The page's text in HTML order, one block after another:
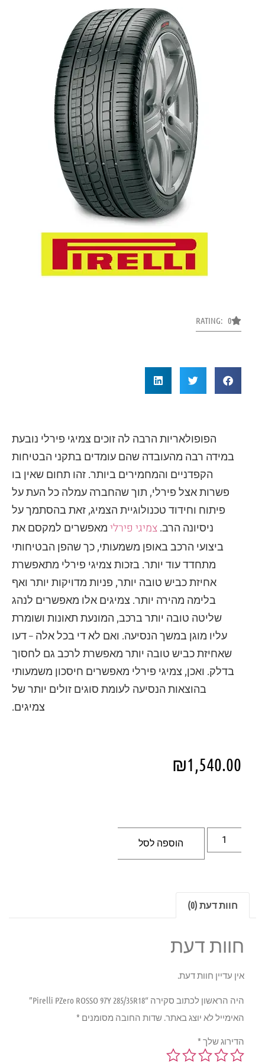
RATING: 0
הפופולאריות הרבה לה זוכים צמיגי פירלי נובעת
במידה רבה מהעובדה שהם עומדים בתקני הבטיחות
הקפדניים והמחמירים ביותר. זהו תחום שאין בו
פשרות אצל פירלי, תוך שהחברה עמלה כל העת על
פיתוח וחידוד טכנולוגיית הצמיג, זאת בהסתמך על
ניסיונה הרב. צמיגי פירלימאפשרים למקסם את
ביצועי הרכב באופן משמעותי, כך שהפן הבטיחותי
מתחדד עוד יותר. בזכות צמיגי פירלי מתאפשרת
אחיזת כביש טובה יותר, פניות מדויקות יותר ואף
בלימה מהירה יותר. צמיגים אלו מאפשרים לנהג
שליטה טובה יותר ברכב, המונעת תאונות ושומרת
עליו מוגן במשך הנסיעה. ואם לא די בכל אלה – דעו
שאחיזת כביש טובה יותר מאפשרת לרכב גם לחסוך
בדלק. ואכן, צמיגי פירלי מאפשרים חיסכון משמעותי
בהוצאות הנסיעה לעומת סוגים זולים יותר של
צמיגים.
₪1,540.00
הוספה לסל
חוות דעת (0)
חוות דעת
אין עדיין חוות דעת.
היה הראשון לכתוב סקירה “Pirelli PZero ROSSO 97Y 285/35R18”
האימייל לא יוצג באתר.שדות החובה מסומנים*
הדירוג שלך*